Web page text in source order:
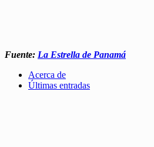
Fuente: La Estrella de Panamá
Acerca de
Últimas entradas